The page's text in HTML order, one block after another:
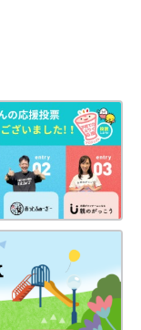
にくい・赤ちゃ
行く前に確認す
ームケア
ちゃん・子どもが
・パパが何をすれ
けてまとめまし
よって、夜間や休
か、診療時間まで
、などの判断の目安
になるはウ